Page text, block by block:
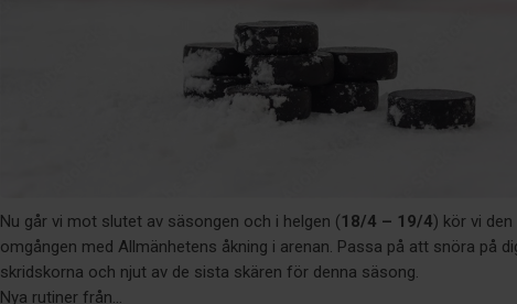
Nu går vi mot slutet av säsongen och i helgen (18/4 – 19/4) kör vi
omgången med Allmänhetens åkning i arenan. Passa på att snöra på
skridskorna och njut av de sista skären för denna säsong.
Nya rutiner från...